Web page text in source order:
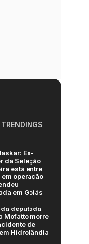
TRENDINGS
Ex-
da Seleção
está entre
em operação
em Goiás
da deputada
Mofatto morre
de
Hidrolândia